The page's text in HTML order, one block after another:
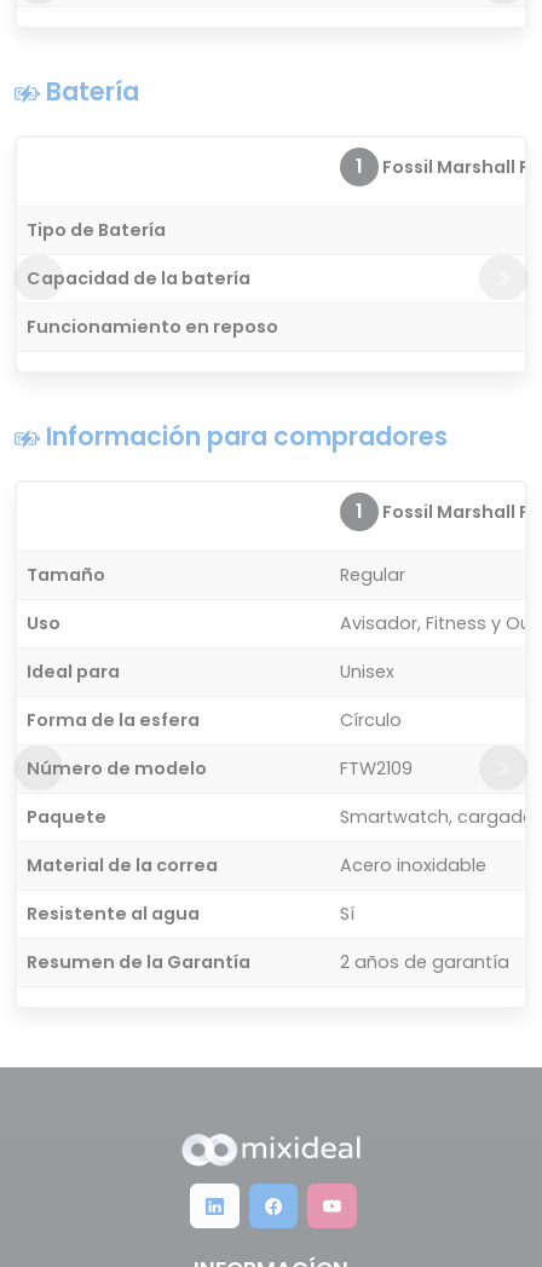
Batería
1 Fossil Marshall
Tipo de Batería
Capacidad de la batería
Funcionamiento en reposo
Información para compradores
1 Fossil Marshall
Tamaño
Regular
Uso
Avisador, Fitness y
Ideal para
Unisex
Forma de la esfera
Círculo
Número de modelo
FTW2109
Paquete
Smartwatch,
Material de la correa
Acero inoxidable
Resistente al agua
Sí
Resumen de la Garantía
2 años de garantía